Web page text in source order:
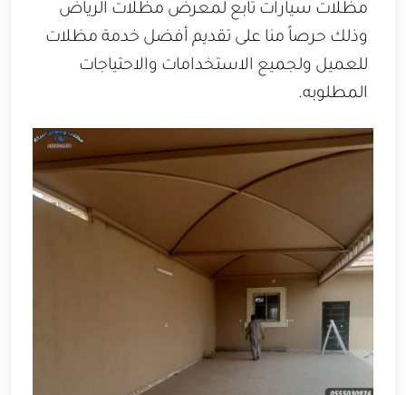
مظلات سيارات تابع لمعرض مظلات الرياض
وذلك حرصاً منا على تقديم أفضل خدمة مظلات
للعميل ولجميع الاستخدامات والاحتياجات
المطلوبه.